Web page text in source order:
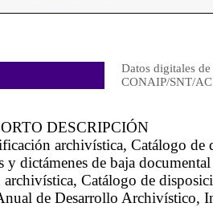
Datos digitales
CONAIP/SNT/
DESCRIPCIÓN
archivística, Catálogo
y dictámenes de baja
archivística, Catálogo de
de Desarrollo Archivístico,